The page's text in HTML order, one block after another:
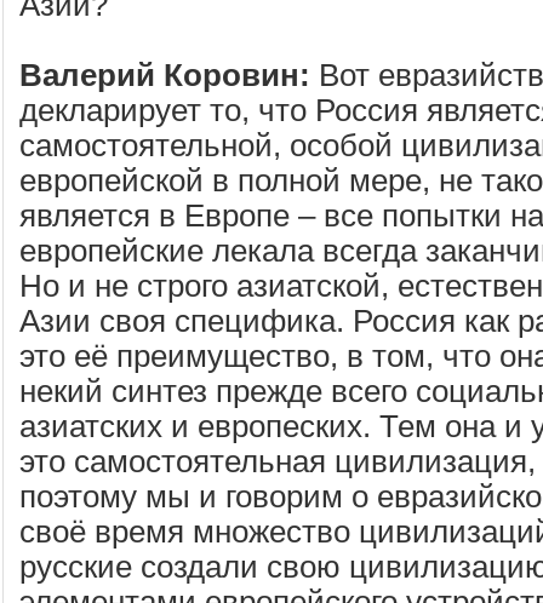
Валерий Коровин: Вот
декларирует то, что Россия
самостоятельной, особой
европейской в полной мере, не
является в Европе – все попытки
европейские лекала всегда
Но и не строго азиатской,
Азии своя специфика. Россия как
это её преимущество, в том, что
некий синтез прежде всего
азиатских и европеских. Тем она и
это самостоятельная
поэтому мы и говорим о
своё время множество
русские создали свою